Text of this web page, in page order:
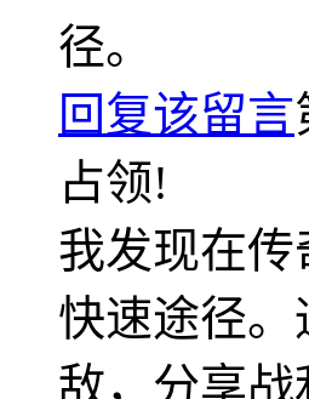
径。
回复该留言
占领!
我发现在
快速途径
敌，分享